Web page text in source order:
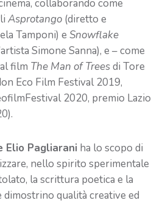
collaborando come
Asprotango (diretto e
Tamponi) e Snowflake
Simone Sanna), e – come
film The Man of Treesdi Tore
Eco Film Festival 2019,
2020, premio Lazio
Elio Pagliarani ha lo scopo di
nello spirito sperimentale
la scrittura poetica e la
qualità creative ed